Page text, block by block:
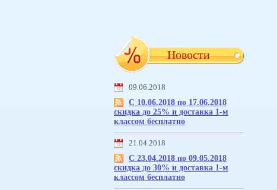
Новости
09.06.2018
С 10.06.2018 по 17.06.2018
скидка до 25% и доставка 1-м
классом бесплатно
21.04.2018
С 23.04.2018 по 09.05.2018
скидка до 30% и доставка 1-м
классом бесплатно